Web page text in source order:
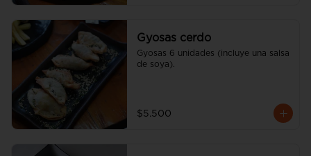
Gyosas cerdo
Gyosas 6 unidades (incluye una salsa
de soya).
$5.500